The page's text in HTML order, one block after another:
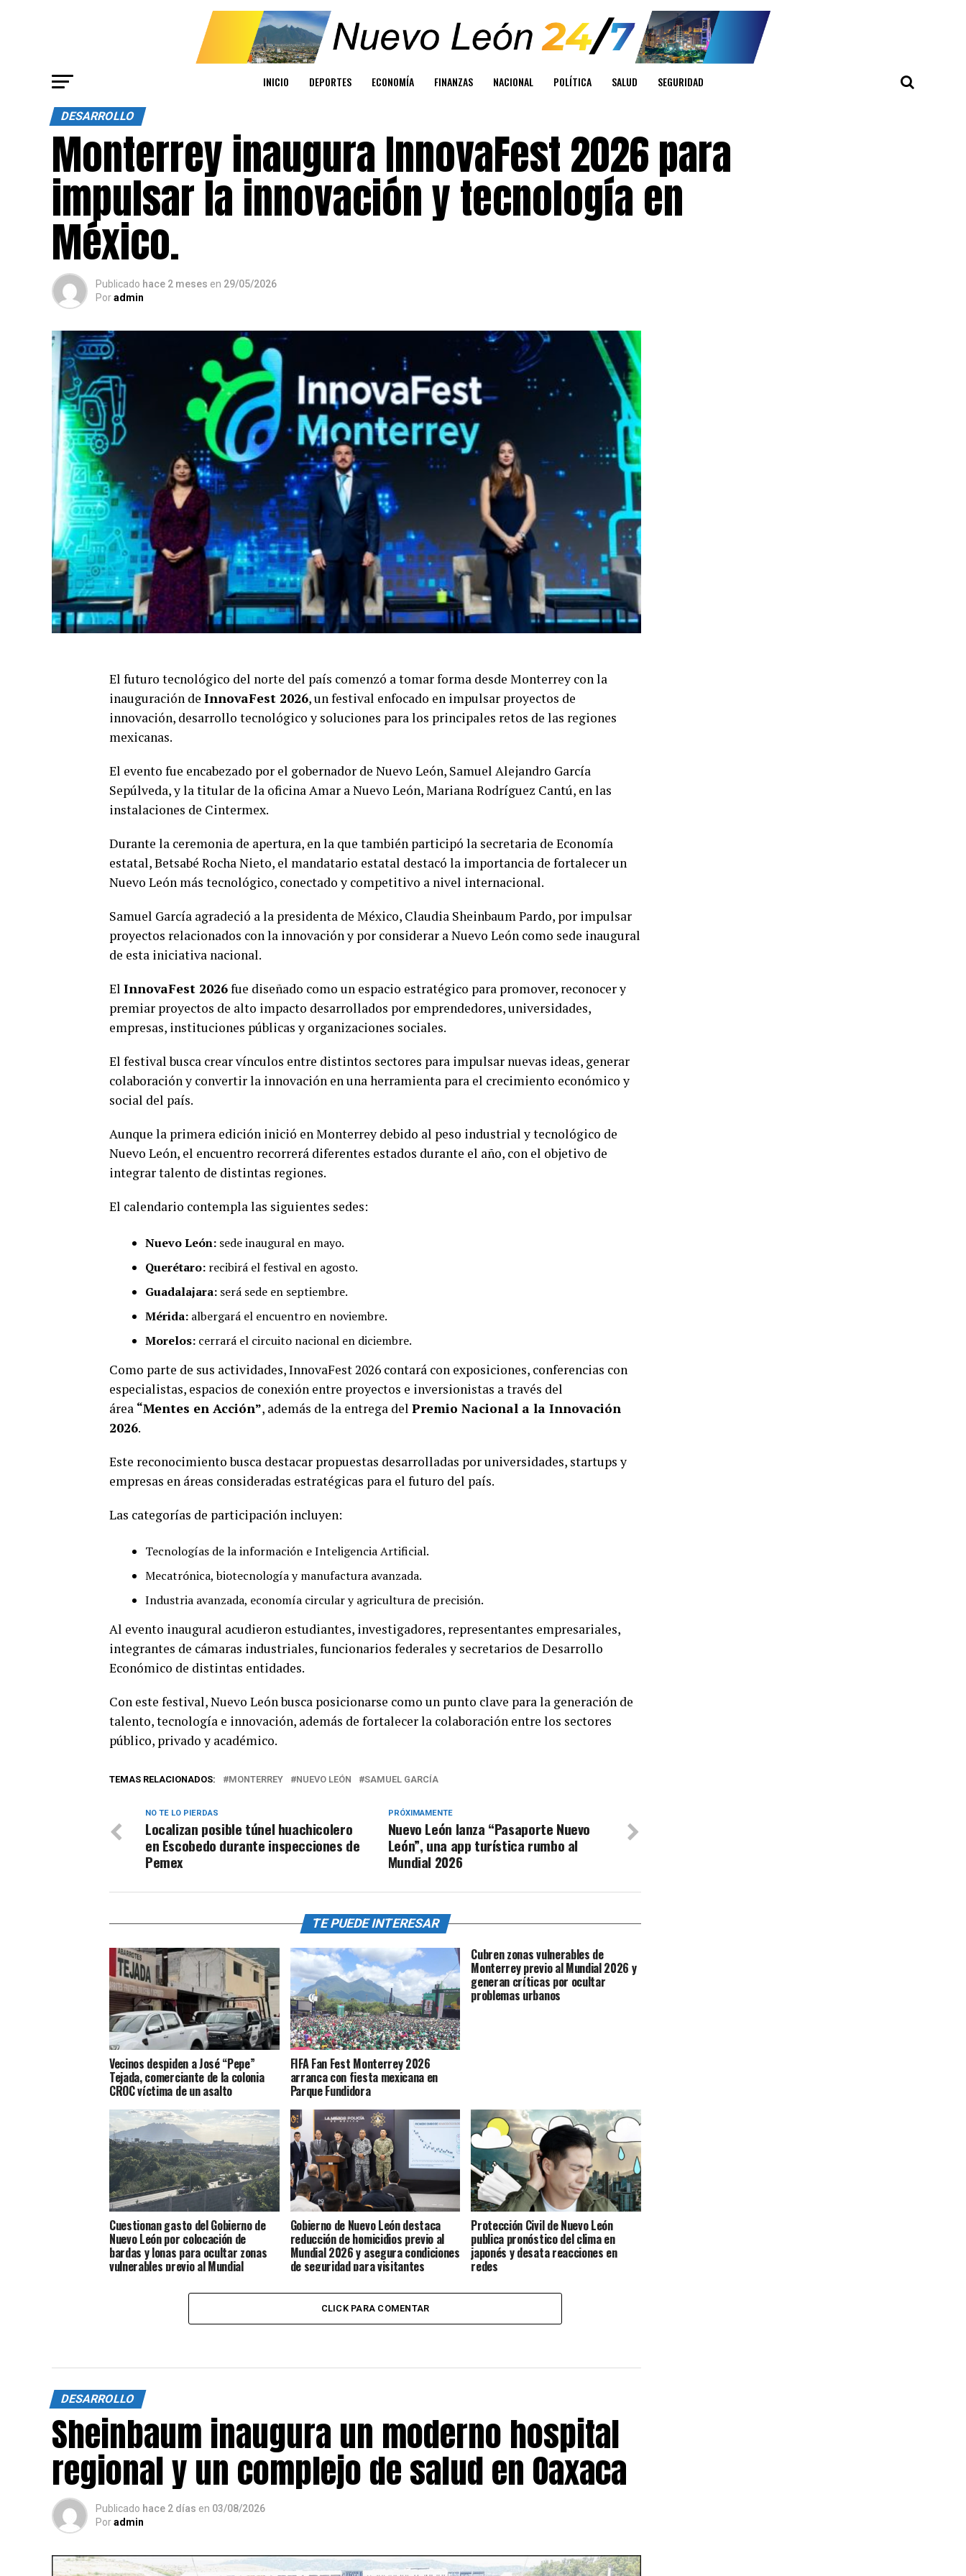
INICIO DEPORTES ECONOMÍA FINANZAS NACIONAL POLÍTICA SALUD SEGURIDAD
DESARROLLO
Monterrey inaugura InnovaFest 2026 para
impulsar la innovación y tecnología en
México.
Publicado hace 2 meses en 29/05/2026
Poradmin
El futuro tecnológico del norte del país comenzó a tomar forma desde Monterrey con la
inauguración de InnovaFest 2026, un festival enfocado en impulsar proyectos de
innovación, desarrollo tecnológico y soluciones para los principales retos de las regiones
mexicanas.
El evento fue encabezado por el gobernador de Nuevo León, Samuel Alejandro García
Sepúlveda, y la titular de la oficina Amar a Nuevo León, Mariana Rodríguez Cantú, en las
instalaciones de Cintermex.
Durante la ceremonia de apertura, en la que también participó la secretaria de Economía
estatal, Betsabé Rocha Nieto, el mandatario estatal destacó la importancia de fortalecer un
Nuevo León más tecnológico, conectado y competitivo a nivel internacional.
Samuel García agradeció a la presidenta de México, Claudia Sheinbaum Pardo, por impulsar
proyectos relacionados con la innovación y por considerar a Nuevo León como sede inaugural
de esta iniciativa nacional.
El InnovaFest 2026fue diseñado como un espacio estratégico para promover, reconocer y
premiar proyectos de alto impacto desarrollados por emprendedores, universidades,
empresas, instituciones públicas y organizaciones sociales.
El festival busca crear vínculos entre distintos sectores para impulsar nuevas ideas, generar
colaboración y convertir la innovación en una herramienta para el crecimiento económico y
social del país.
Aunque la primera edición inició en Monterrey debido al peso industrial y tecnológico de
Nuevo León, el encuentro recorrerá diferentes estados durante el año, con el objetivo de
integrar talento de distintas regiones.
El calendario contempla las siguientes sedes:
Nuevo León: sede inaugural en mayo.
Querétaro: recibirá el festival en agosto.
Guadalajara: será sede en septiembre.
Mérida: albergará el encuentro en noviembre.
Morelos: cerrará el circuito nacional en diciembre.
Como parte de sus actividades, InnovaFest 2026 contará con exposiciones, conferencias con
especialistas, espacios de conexión entre proyectos e inversionistas a través del
área “Mentes en Acción”, además de la entrega del Premio Nacional a la Innovación
2026.
Este reconocimiento busca destacar propuestas desarrolladas por universidades, startups y
empresas en áreas consideradas estratégicas para el futuro del país.
Las categorías de participación incluyen:
Tecnologías de la información e Inteligencia Artificial.
Mecatrónica, biotecnología y manufactura avanzada.
Industria avanzada, economía circular y agricultura de precisión.
Al evento inaugural acudieron estudiantes, investigadores, representantes empresariales,
integrantes de cámaras industriales, funcionarios federales y secretarios de Desarrollo
Económico de distintas entidades.
Con este festival, Nuevo León busca posicionarse como un punto clave para la generación de
talento, tecnología e innovación, además de fortalecer la colaboración entre los sectores
público, privado y académico.
TEMAS RELACIONADOS: MONTERREY NUEVO LEÓN SAMUEL GARCÍA
PRÓXIMAMENTE
Nuevo León lanza “Pasaporte Nuevo
León”, una app turística rumbo al
Mundial 2026
NO TE LO PIERDAS
Localizan posible túnel huachicolero
en Escobedo durante inspecciones de
Pemex
TE PUEDE INTERESAR
Vecinos despiden a José “Pepe”
Tejada, comerciante de la colonia
CROC víctima de un asalto
FIFA Fan Fest Monterrey 2026
arranca con fiesta mexicana en
Parque Fundidora
Cubren zonas vulnerables de
Monterrey previo al Mundial 2026 y
generan críticas por ocultar
problemas urbanos
Cuestionan gasto del Gobierno de
Nuevo León por colocación de
bardas y lonas para ocultar zonas
vulnerables previo al Mundial
Gobierno de Nuevo León destaca
reducción de homicidios previo al
Mundial 2026 y asegura condiciones
de seguridad para visitantes
Protección Civil de Nuevo León
publica pronóstico del clima en
japonés y desata reacciones en
redes
CLICK PARA COMENTAR
DESARROLLO
Sheinbaum inaugura un moderno hospital
regional y un complejo de salud en Oaxaca
Publicado hace 2 días en 03/08/2026
Poradmin